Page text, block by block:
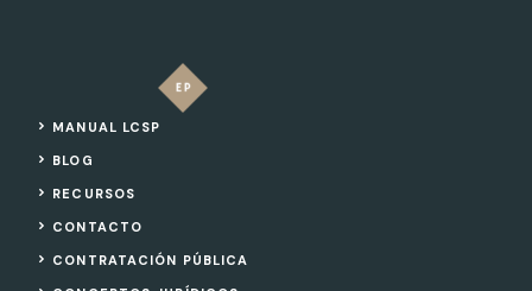
MANUAL LCSP
BLOG
RECURSOS
CONTACTO
CONTRATACIÓN PÚBLICA